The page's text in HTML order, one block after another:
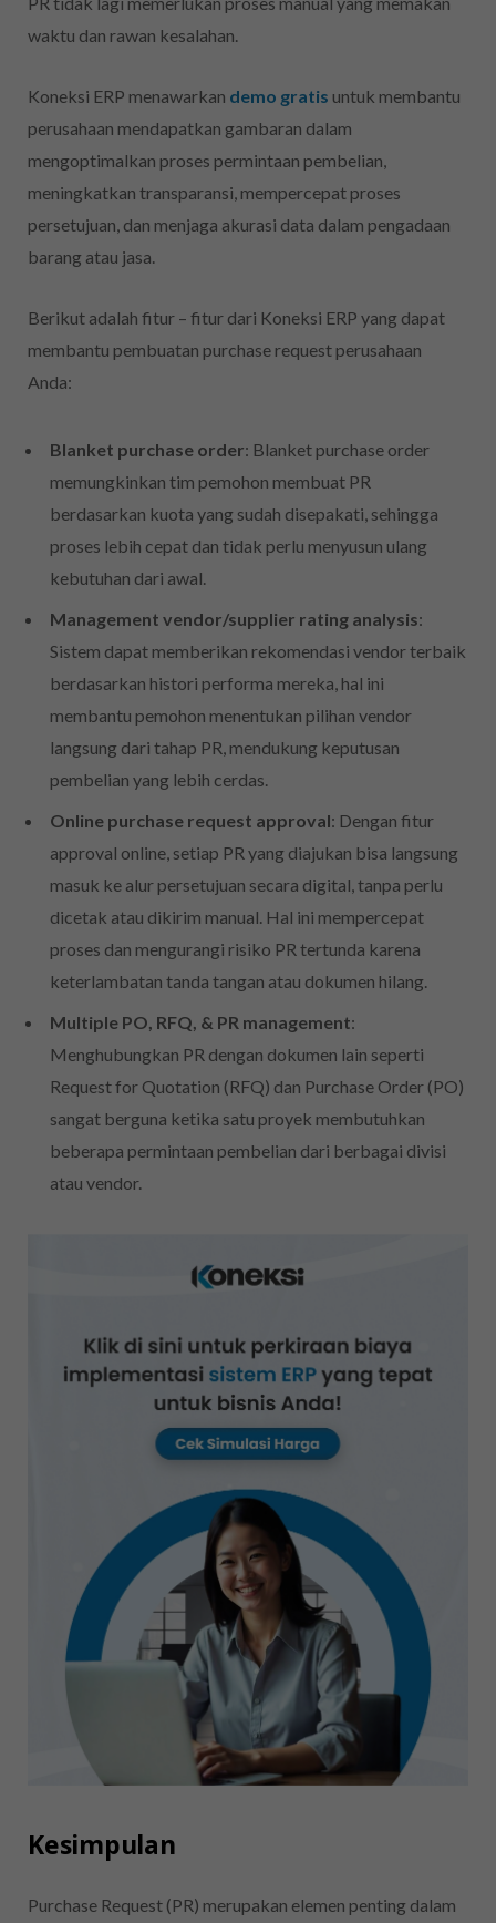
waktu dan rawan kesalahan.
Koneksi ERP menawarkan demo gratis untuk membantu
perusahaan mendapatkan gambaran dalam
mengoptimalkan proses permintaan pembelian,
meningkatkan transparansi, mempercepat proses
persetujuan, dan menjaga akurasi data dalam pengadaan
barang atau jasa.
Berikut adalah fitur – fitur dari Koneksi ERP yang dapat
membantu pembuatan purchase request perusahaan
Anda:
Blanket purchase order: Blanket purchase order
memungkinkan tim pemohon membuat PR
berdasarkan kuota yang sudah disepakati, sehingga
proses lebih cepat dan tidak perlu menyusun ulang
kebutuhan dari awal.
Management vendor/supplier rating analysis:
Sistem dapat memberikan rekomendasi vendor terbaik
berdasarkan histori performa mereka, hal ini
membantu pemohon menentukan pilihan vendor
langsung dari tahap PR, mendukung keputusan
pembelian yang lebih cerdas.
Online purchase request approval: Dengan fitur
approval online, setiap PR yang diajukan bisa langsung
masuk ke alur persetujuan secara digital, tanpa perlu
dicetak atau dikirim manual. Hal ini mempercepat
proses dan mengurangi risiko PR tertunda karena
keterlambatan tanda tangan atau dokumen hilang.
Multiple PO, RFQ, & PR management:
Menghubungkan PR dengan dokumen lain seperti
Request for Quotation (RFQ) dan Purchase Order (PO)
sangat berguna ketika satu proyek membutuhkan
beberapa permintaan pembelian dari berbagai divisi
atau vendor.
Kesimpulan
Purchase Request (PR) merupakan elemen penting dalam